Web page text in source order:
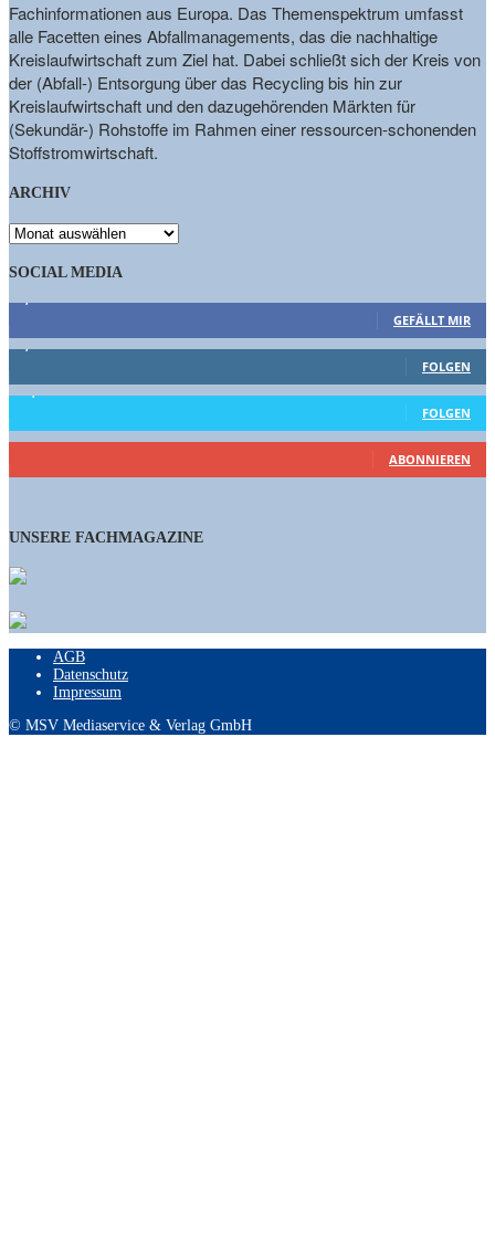
Fachinformationen aus Europa. Das Themenspektrum umfasst
alle Facetten eines Abfallmanagements, das die nachhaltige
Kreislaufwirtschaft zum Ziel hat. Dabei schließt sich der Kreis von
der (Abfall-) Entsorgung über das Recycling bis hin zur
Kreislaufwirtschaft und den dazugehörenden Märkten für
(Sekundär-) Rohstoffe im Rahmen einer ressourcen-schonenden
Stoffstromwirtschaft.
ARCHIV
ARCHIV
SOCIAL MEDIA
GEFÄLLT MIR
1,662 Follower
FOLGEN
15,658 Follower
FOLGEN
460 Abonnenten
ABONNIEREN
UNSERE FACHMAGAZINE
AGB
Datenschutz
Impressum
© MSV Mediaservice & Verlag GmbH